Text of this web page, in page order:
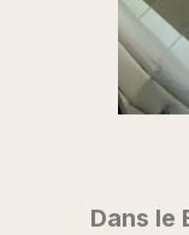
Dans le